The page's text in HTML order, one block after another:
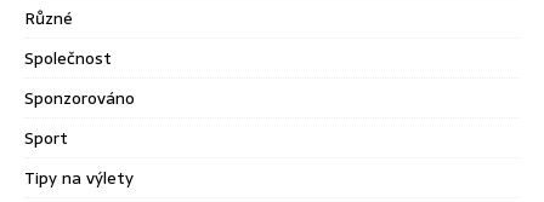
Různé
Společnost
Sponzorováno
Sport
Tipy na výlety